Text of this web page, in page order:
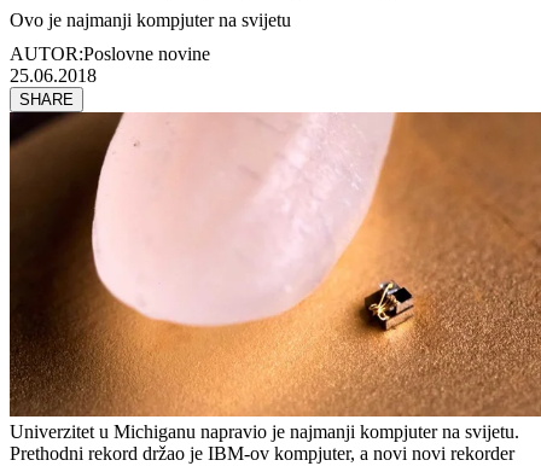
Ovo je najmanji kompjuter na svijetu
AUTOR:Poslovne novine
25.06.2018
SHARE
Univerzitet u Michiganu napravio je najmanji kompjuter na svijetu.
Prethodni rekord držao je IBM-ov kompjuter, a novi novi rekorder